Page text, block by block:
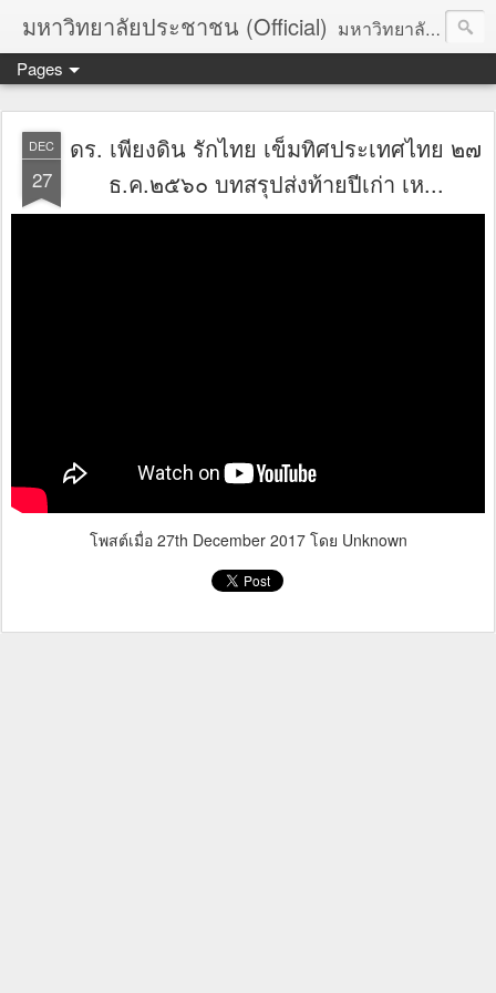
มหาวิทยาลัยประชาชน (Official) มหาวิทยาลัยประชาชน เพื่อการปฏิวัติประชาชนโดยสันติ Truths :: Peace :: Revolution :: Universal Human Rights :: Democracy (TPRUD)
Pages
DEC
27
ดร. เพียงดิน รักไทย เข็มทิศประเทศไทย ๒๗
ธ.ค.​๒๕๖๐ บทสรุปส่งท้ายปีเก่า เห...
โพสต์เมื่อ 27th December 2017โดย Unknown